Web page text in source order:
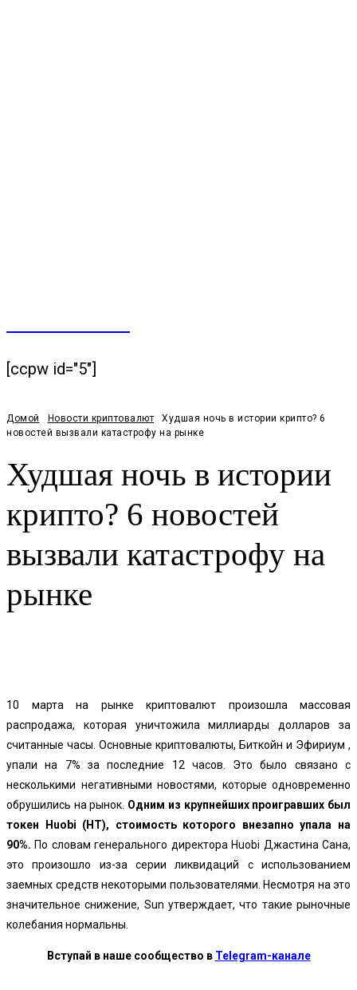
[ccpw id="5"]
Домой Новости криптовалют
Худшая ночь в истории крипто? 6
новостей вызвали катастрофу на рынке
Худшая ночь в истории
крипто? 6 новостей
вызвали катастрофу на
рынке
10 марта на рынке криптовалют произошла массовая
распродажа, которая уничтожила миллиарды долларов за
считанные часы. Основные криптовалюты, Биткойн и Эфириум ,
упали на 7% за последние 12 часов. Это было связано с
несколькими негативными новостями, которые одновременно
обрушились на рынок. Одним из крупнейших проигравших был
токен Huobi (HT), стоимость которого внезапно упала на
90%. По словам генерального директора Huobi Джастина Сана,
это произошло из-за серии ликвидаций с использованием
заемных средств некоторыми пользователями. Несмотря на это
значительное снижение, Sun утверждает, что такие рыночные
колебания нормальны.
Вступай в наше сообщество в Telegram-канале